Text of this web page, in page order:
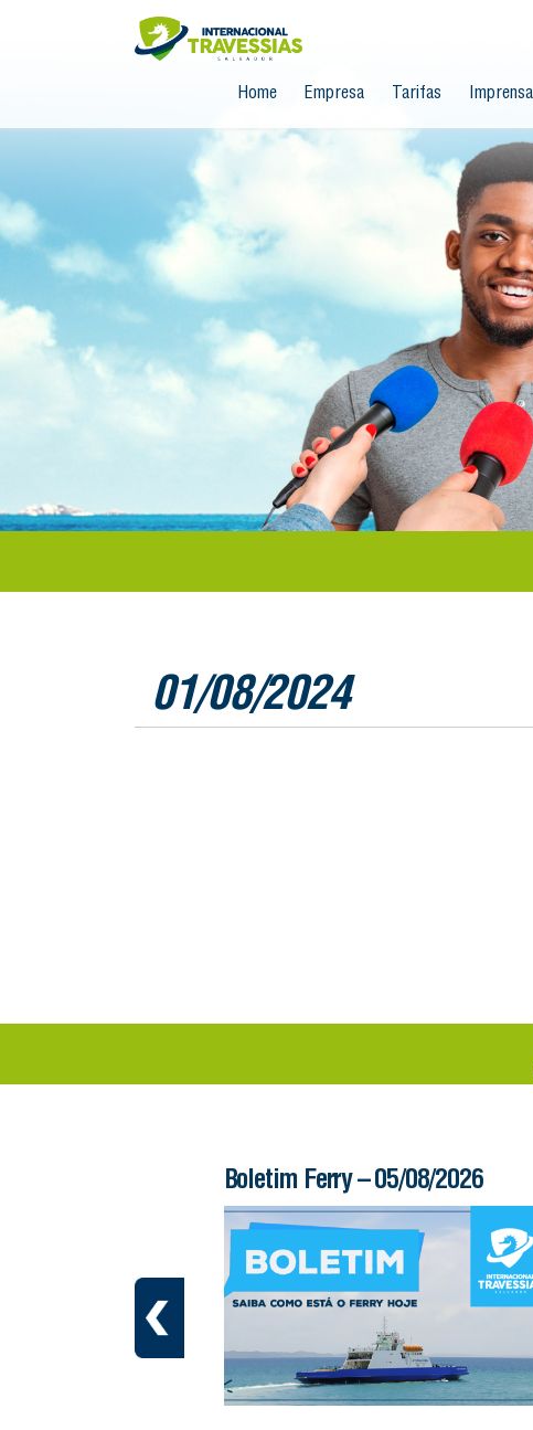
Home Empresa Tarifas Imprensa
01/08/2024
Boletim Ferry – 05/08/2026